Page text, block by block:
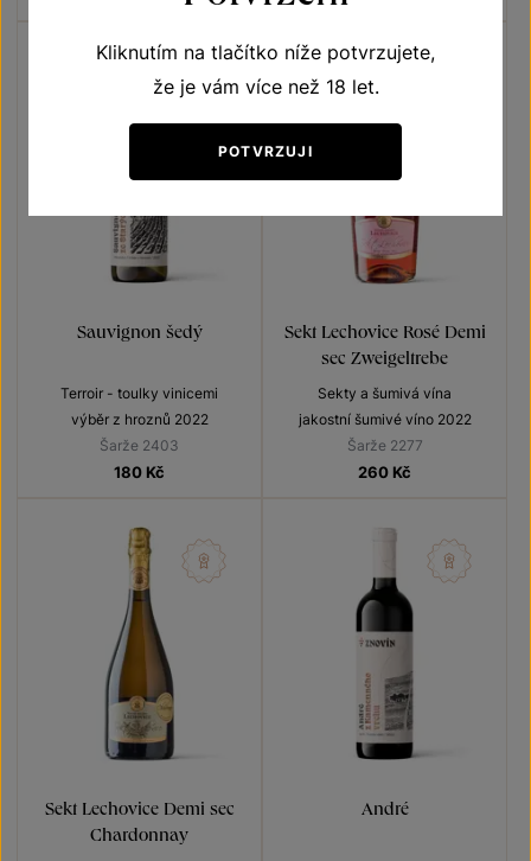
Sauvignon šedý
Terroir - toulky vinicemi
výběr z hroznů 2022
Šarže 2403
180 Kč
Sekt Lechovice Rosé Demi
sec Zweigeltrebe
Sekty a šumivá vína
jakostní šumivé víno 2022
Šarže 2277
260 Kč
Sekt Lechovice Demi sec
Chardonnay
André
Kliknutím na tlačítko níže potvrzujete,
že je vám více než 18 let.
POTVRZUJI